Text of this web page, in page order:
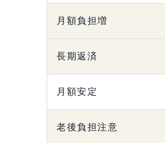
月額負担増
長期返済
月額安定
老後負担注意